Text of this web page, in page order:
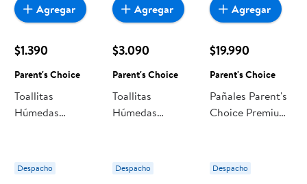
$1.390
Parent's Choice
Toallitas
Húmedas
Húmedo Niños
Pack
Despacho
Agregar
$3.090
Parent's Choice
Toallitas
Húmedas
Sin Aroma
Despacho
Agregar
$19.990
Parent's Choice
Pañales Parent's
Choice Premium
Despacho
Agregar